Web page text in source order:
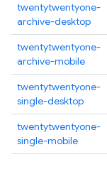
twentytwentyone-
archive-desktop
twentytwentyone-
archive-mobile
twentytwentyone-
single-desktop
twentytwentyone-
single-mobile